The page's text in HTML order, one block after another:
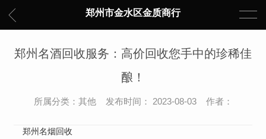
郑州市金水区金质商行
郑州名酒回收服务：高价回收您手中的珍稀佳
酿！
所属分类：其他 发布时间： 2023-08-03 作者：
郑州名烟回收